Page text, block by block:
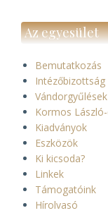
Az egyesület
Bemutatkozás
Intézőbizottság
Vándorgyűlések
Kormos
Kiadványok
Eszközök
Ki kicsoda?
Linkek
Támogatóink
Hírolvasó